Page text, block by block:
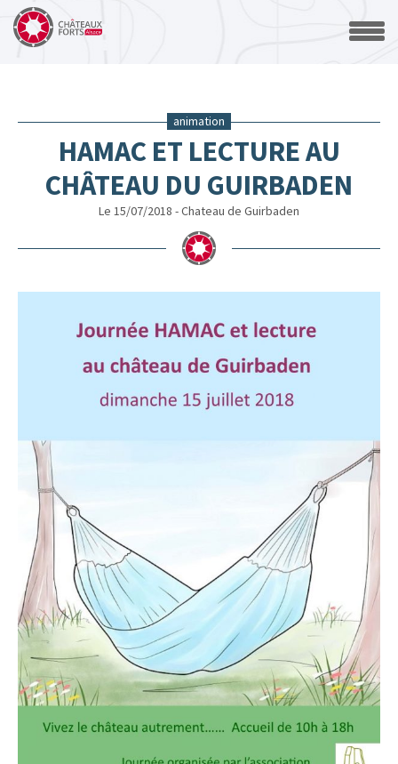
animation
HAMAC ET LECTURE AU
CHÂTEAU DU GUIRBADEN
Le 15/07/2018 - Chateau de Guirbaden